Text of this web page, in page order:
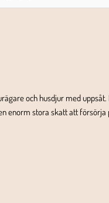
och husdjur med
enorm stora skatt att försörja